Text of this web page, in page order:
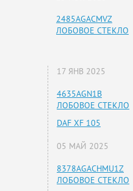
2485AGACMVZ
ЛОБОВОЕ СТЕКЛО
17 ЯНВ 2025
4635AGN1B
ЛОБОВОЕ СТЕКЛО
DAF XF 105
05 МАЙ 2025
8378AGACHMU1Z
ЛОБОВОЕ СТЕКЛО